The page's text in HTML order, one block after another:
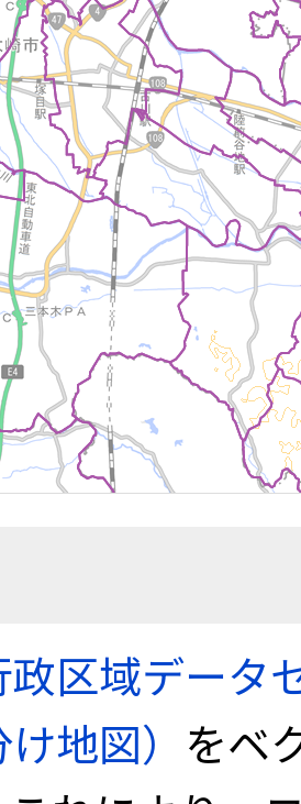
区域データ
地図） をベ